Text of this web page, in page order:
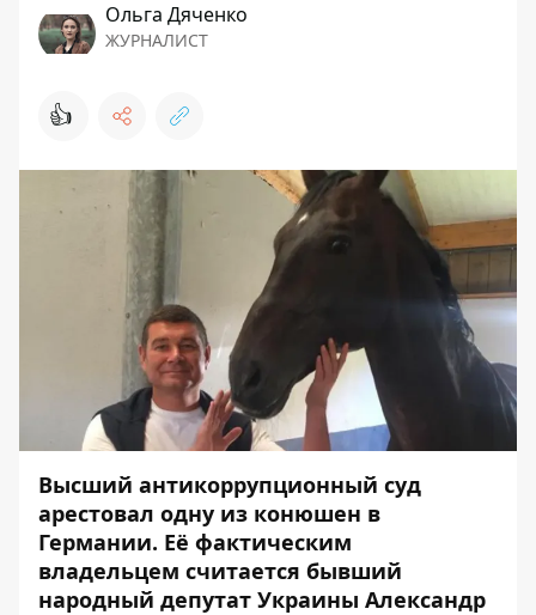
Ольга Дяченко
ЖУРНАЛИСТ
👍
Высший антикоррупционный суд
арестовал одну из конюшен в
Германии. Её фактическим
владельцем считается бывший
народный депутат Украины Александр